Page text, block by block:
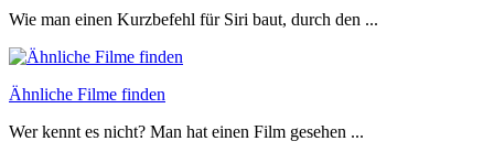
Wie man einen Kurzbefehl für Siri baut, durch den ...
Ähnliche Filme finden
Wer kennt es nicht? Man hat einen Film gesehen ...